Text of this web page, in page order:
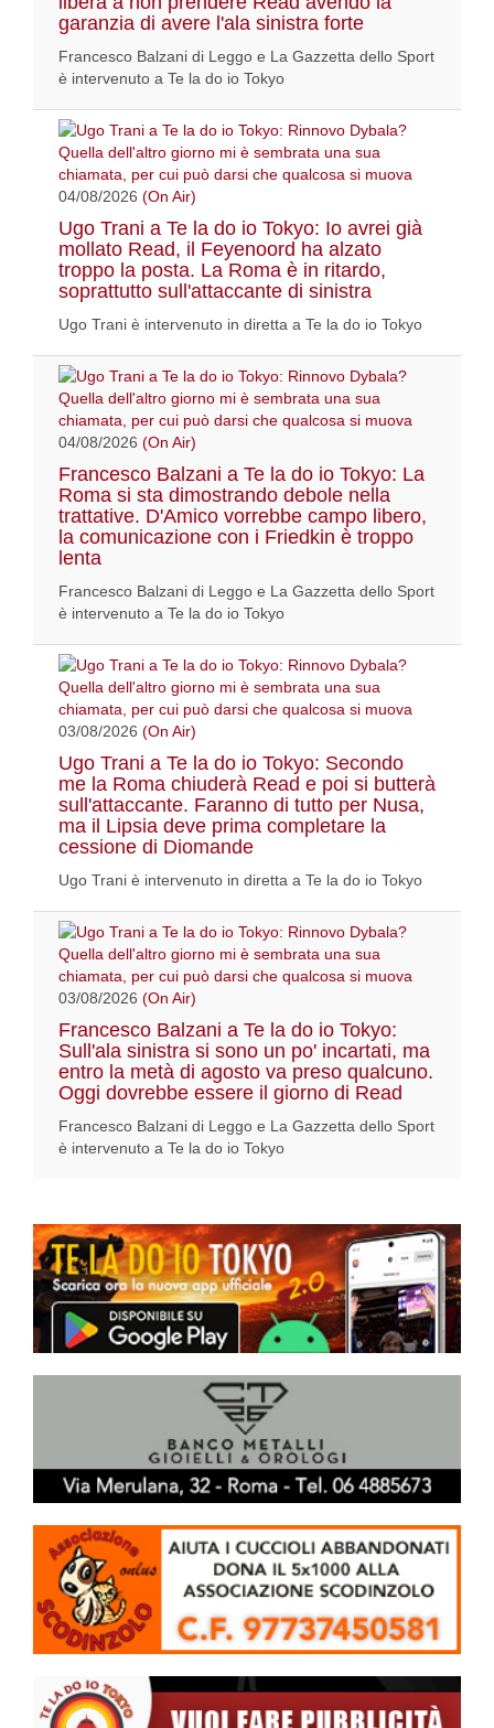
garanzia di avere l'ala sinistra forte
Francesco Balzani di Leggo e La Gazzetta dello Sport
è intervenuto a Te la do io Tokyo
04/08/2026 (On Air)
Ugo Trani a Te la do io Tokyo: Io avrei già
mollato Read, il Feyenoord ha alzato
troppo la posta. La Roma è in ritardo,
soprattutto sull'attaccante di sinistra
Ugo Trani è intervenuto in diretta a Te la do io Tokyo
04/08/2026 (On Air)
Francesco Balzani a Te la do io Tokyo: La
Roma si sta dimostrando debole nella
trattative. D'Amico vorrebbe campo libero,
la comunicazione con i Friedkin è troppo
lenta
Francesco Balzani di Leggo e La Gazzetta dello Sport
è intervenuto a Te la do io Tokyo
03/08/2026 (On Air)
Ugo Trani a Te la do io Tokyo: Secondo
me la Roma chiuderà Read e poi si butterà
sull'attaccante. Faranno di tutto per Nusa,
ma il Lipsia deve prima completare la
cessione di Diomande
Ugo Trani è intervenuto in diretta a Te la do io Tokyo
03/08/2026 (On Air)
Francesco Balzani a Te la do io Tokyo:
Sull'ala sinistra si sono un po' incartati, ma
entro la metà di agosto va preso qualcuno.
Oggi dovrebbe essere il giorno di Read
Francesco Balzani di Leggo e La Gazzetta dello Sport
è intervenuto a Te la do io Tokyo